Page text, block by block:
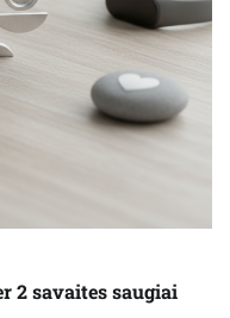
2 savaites saugiai